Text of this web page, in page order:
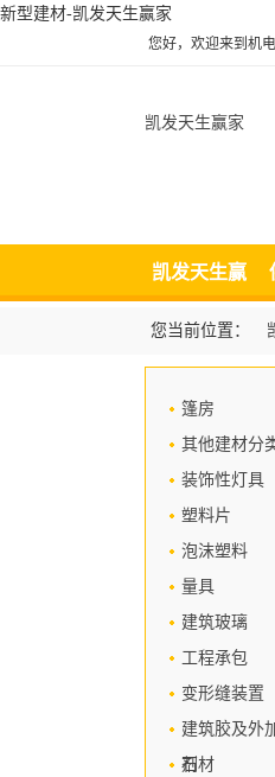
新型建材-凯发天生赢家
您好，欢迎来到机电
凯发天生赢家
凯发天生赢
家
您当前位置：
篷房
其他建材分
装饰性灯具
塑料片
泡沫塑料
量具
建筑玻璃
工程承包
变形缝装置
建筑胶及外
剂
石材